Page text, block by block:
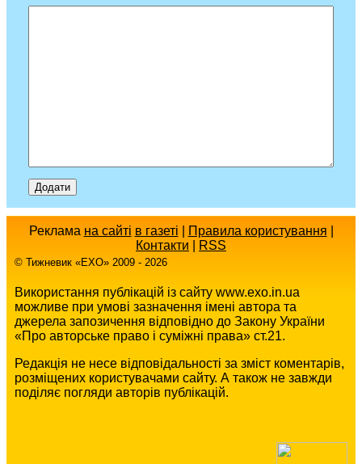
Реклама на сайті в газеті Правила користування
Контакти
RSS
© Тижневик «EХO» 2009 - 2026
Використання публікацій із сайту www.exo.in.ua
можливе при умові зазначення імені автора та
джерела запозичення відповідно до Закону України
«Про авторське право і суміжні права» ст.21.
Редакція не несе відповідальності за зміст коментарів,
розміщених користувачами сайту. А також не завжди
поділяє погляди авторів публікацій.